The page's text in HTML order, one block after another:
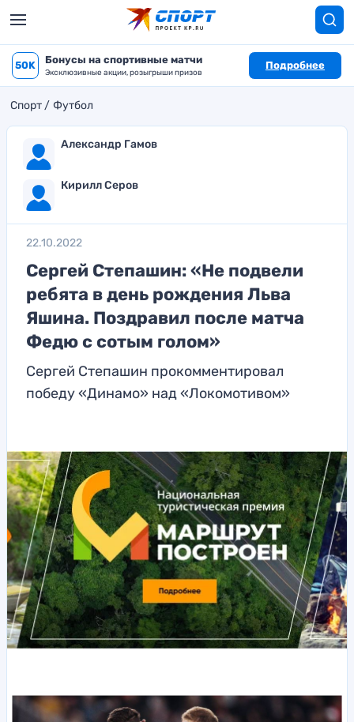
50K Бонусы на спортивные матчи
Эксклюзивные акции, розыгрыши призов
Подробнее
Спорт Футбол
Александр Гамов
Кирилл Серов
22.10.2022
Сергей Степашин: «Не подвели
ребята в день рождения Льва
Яшина. Поздравил после матча
Федю с сотым голом»
Сергей Степашин прокомментировал
победу «Динамо» над «Локомотивом»